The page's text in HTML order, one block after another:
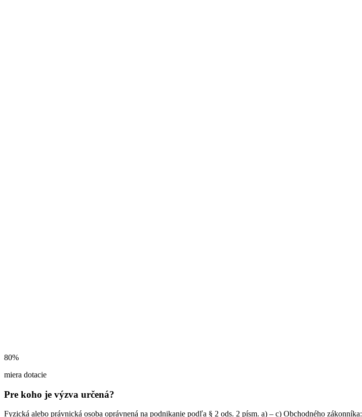
80%
miera dotacie
Pre koho je výzva určená?
Fyzická alebo právnická osoba oprávnená na podnikanie podľa § 2 ods. 2 písm. a) – c) Obchodného zákonníka: